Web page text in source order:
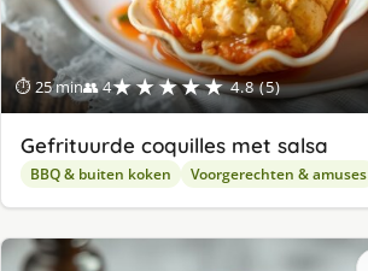
⏱ 25 min👥 4★★★★★ 4.8 (5)
Gefrituurde coquilles met salsa
BBQ & buiten koken Voorgerechten & amuses